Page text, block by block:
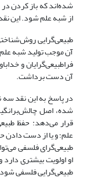
شده‌‌‌اند که باز کردن در
از شبه علم شود. این
‌طبیعی‌گرایی
آن موجب تولید شبه
فرا‌طبیعی‌گرایان و
آن دست برداشت.
در پاسخ به این نقد
شده، اصل
قرار می‌دهد: حفظ
علم؛ و یا از دست
‌طبیعی‌گرای فلسفی
او اولویت بیشتری
‌طبیعی‌گرایی فلسفی